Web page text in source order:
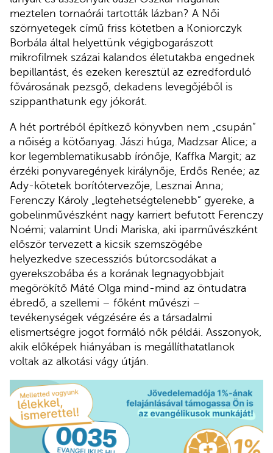
meztelen tornaórái tartották lázban? A Női
szörnyetegek című friss kötetben a Koniorczyk
Borbála által helyettünk végigbogarászott
mikrofilmek százai kalandos életutakba engednek
bepillantást, és ezeken keresztül az ezredforduló
fővárosának pezsgő, dekadens levegőjéből is
szippanthatunk egy jókorát.
A hét portréból építkező könyvben nem „csupán”
a nőiség a kötőanyag. Jászi húga, Madzsar Alice; a
kor legemblematikusabb írónője, Kaffka Margit; az
érzéki ponyvaregények királynője, Erdős Renée; az
Ady-kötetek borítótervezője, Lesznai Anna;
Ferenczy Károly „legtehetségtelenebb” gyereke, a
gobelinművészként nagy karriert befutott Ferenczy
Noémi; valamint Undi Mariska, aki iparművészként
először tervezett a kicsik szemszögébe
helyezkedve szecessziós bútorcsodákat a
gyerekszobába és a korának legnagyobbjait
megörökítő Máté Olga mind-mind az öntudatra
ébredő, a szellemi – főként művészi –
tevékenységek végzésére és a társadalmi
elismertségre jogot formáló nők példái. Asszonyok,
akik előképek hiányában is megállíthatatlanok
voltak az alkotási vágy útján.